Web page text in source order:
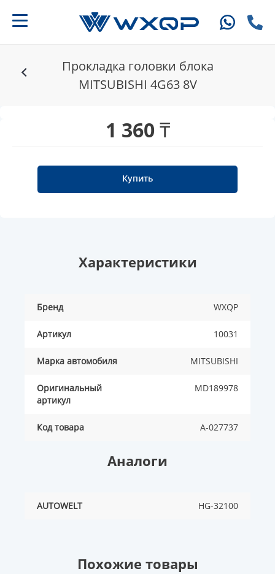
Прокладка головки блока
MITSUBISHI 4G63 8V
1 360 ₸
Купить
Характеристики
Бренд WXQP
Артикул 10031
Марка автомобиля MITSUBISHI
Оригинальный
артикул
MD189978
Код товара A-027737
Аналоги
AUTOWELT HG-32100
Похожие товары